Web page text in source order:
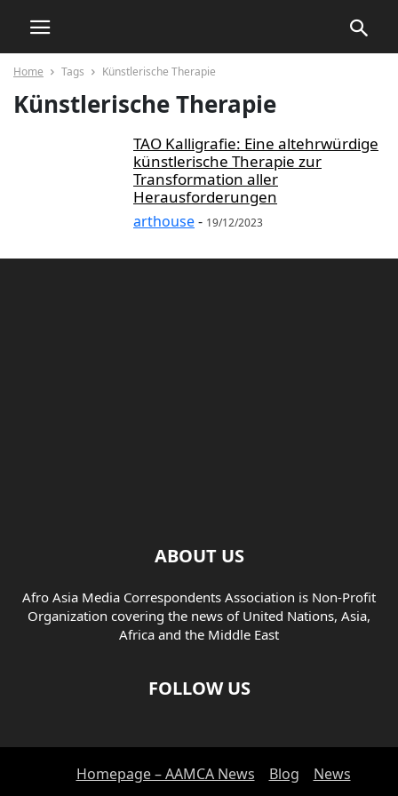
Home Tags Künstlerische Therapie
Künstlerische Therapie
TAO Kalligrafie: Eine altehrwürdige
künstlerische Therapie zur
Transformation aller
Herausforderungen
arthouse- 19/12/2023
ABOUT US
Afro Asia Media Correspondents Association is Non-Profit
Organization covering the news of United Nations, Asia,
Africa and the Middle East
FOLLOW US
Homepage – AAMCA News Blog News